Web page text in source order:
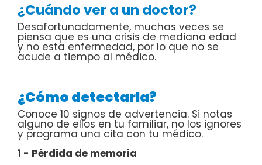
¿Cuándo ver a un doctor?
Desafortunadamente, muchas veces se
piensa que es una crisis de mediana edad
y no esta enfermedad, por lo que no se
acude a tiempo al médico.
¿Cómo detectarla?
Conoce 10 signos de advertencia. Si notas
alguno de ellos en tu familiar, no los ignores
y programa una cita con tu médico.
1 - Pérdida de memoria